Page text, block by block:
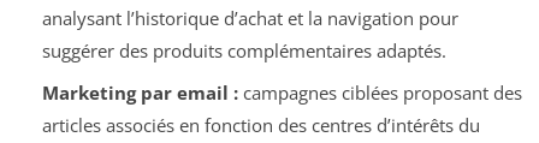
analysant l’historique d’achat et la navigation pour
suggérer des produits complémentaires adaptés.
Marketing par email :campagnes ciblées proposant des
articles associés en fonction des centres d’intérêts du